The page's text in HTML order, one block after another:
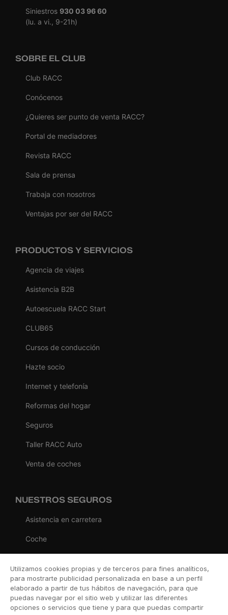
Siniestros 930 03 96 60
(lu. a vi., 9-21h)
SOBRE EL CLUB
Club RACC
Conócenos
¿Quieres ser punto de venta RACC?
Portal de mediadores
Revista RACC
Sala de prensa
Trabaja con nosotros
Ventajas por ser del RACC
PRODUCTOS Y SERVICIOS
Agencia de viajes
Asistencia B2B
Autoescuela RACC Start
CLUB65
Cursos de conducción
Hazte socio
Internet y telefonía
Reformas del hogar
Seguros
Taller RACC Auto
Venta de coches
NUESTROS SEGUROS
Asistencia en carretera
Coche
Viaje
Hogar
Utilizamos cookies propias y de terceros para fines analíticos,
para mostrarte publicidad personalizada en base a un perfil
elaborado a partir de tus hábitos de navegación, para que
puedas navegar por el sitio web y utilizar las diferentes
opciones o servicios que tiene y para que puedas compartir